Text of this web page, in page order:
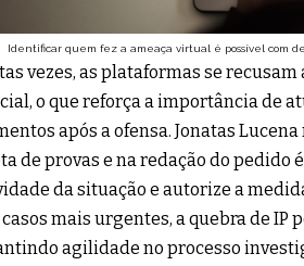
Identificar quem fez a ameaça virtual é possível com
vezes, as plataformas se
o que reforça a importância de
após a ofensa. Jonatas
de provas e na redação do pedido
da situação e autorize a
casos mais urgentes, a quebra de
agilidade no processo